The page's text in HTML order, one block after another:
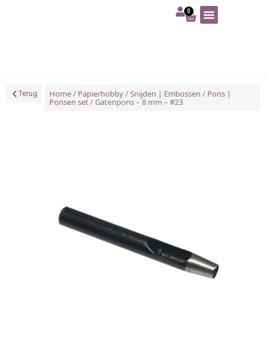
0
Terug Home/ Papierhobby/Snijden | Embossen / Pons |
Ponsen set/ Gatenpons – 8 mm – #23